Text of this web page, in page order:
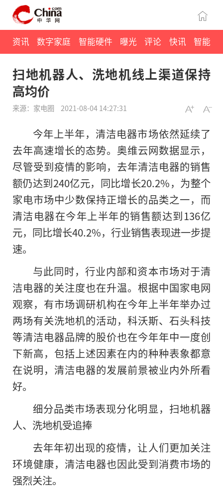
资讯 数字家庭 智能硬件 曝光 评论 快讯 智能
扫地机器人、洗地机线上渠道保持
高均价
来源：家电圈 2021-08-04 14:27:31
今年上半年，清洁电器市场依然延续了
去年高速增长的态势。奥维云网数据显示，
尽管受到疫情的影响，去年清洁电器的销售
额仍达到240亿元，同比增长20.2%，为整个
家电市场中少数保持正增长的品类之一，而
清洁电器在今年上半年的销售额达到136亿
元，同比增长40.2%，行业销售表现进一步提
速。
与此同时，行业内部和资本市场对于清
洁电器的关注度也在升温。根据中国家电网
观察，有市场调研机构在今年上半年举办过
两场有关洗地机的活动，科沃斯、石头科技
等清洁电器品牌的股价也在今年年中一度创
下新高，包括上述因素在内的种种表象都意
在说明，清洁电器的发展前景被业内外所看
好。
细分品类市场表现分化明显，扫地机器
人、洗地机受追捧
去年年初出现的疫情，让人们更加关注
环境健康，清洁电器也因此受到消费市场的
强烈关注。